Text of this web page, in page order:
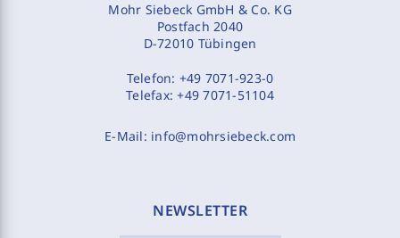
Mohr Siebeck GmbH & Co. KG
Postfach 2040
D-72010 Tübingen
Telefon: +49 7071-923-0
Telefax:+49 7071-51104
E-Mail: info@mohrsiebeck.com
NEWSLETTER